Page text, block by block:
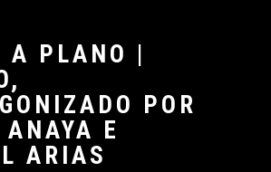
A PLANO |
POR
E
ARIAS